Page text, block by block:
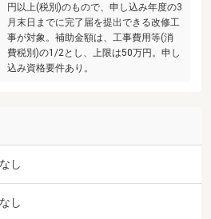
円以上(税別)のもので、申し込み年度の3
月末日までに完了届を提出できる改修工
事が対象。補助金額は、工事費用等(消
費税別)の1/2とし、上限は50万円。申し
込み資格要件あり。
なし
なし